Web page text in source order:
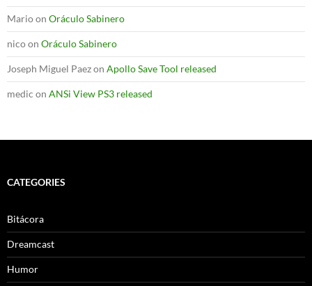
Marioon Oráculo Sabinero
nicoon Oráculo Sabinero
Joseph Miguel Paezon Apollo Save Tool released
medic on ANSi View PS3 released
CATEGORIES
Bitácora
Dreamcast
Humor